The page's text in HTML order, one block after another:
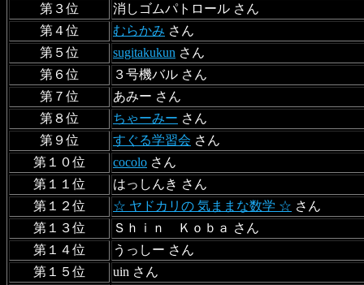
第３位
消しゴムパトロール さん
第４位
むらかみ さん
第５位
sugitakukun さん
第６位
３号機バル さん
第７位
あみー さん
第８位
ちゃーみー さん
第９位
すぐる学習会 さん
第１０位
cocolo さん
第１１位
はっしんき さん
第１２位
☆ ヤドカリの 気ままな数学 ☆ さん
第１３位
Ｓｈｉｎ Ｋｏｂａ さん
第１４位
うっしー さん
第１５位
uin さん